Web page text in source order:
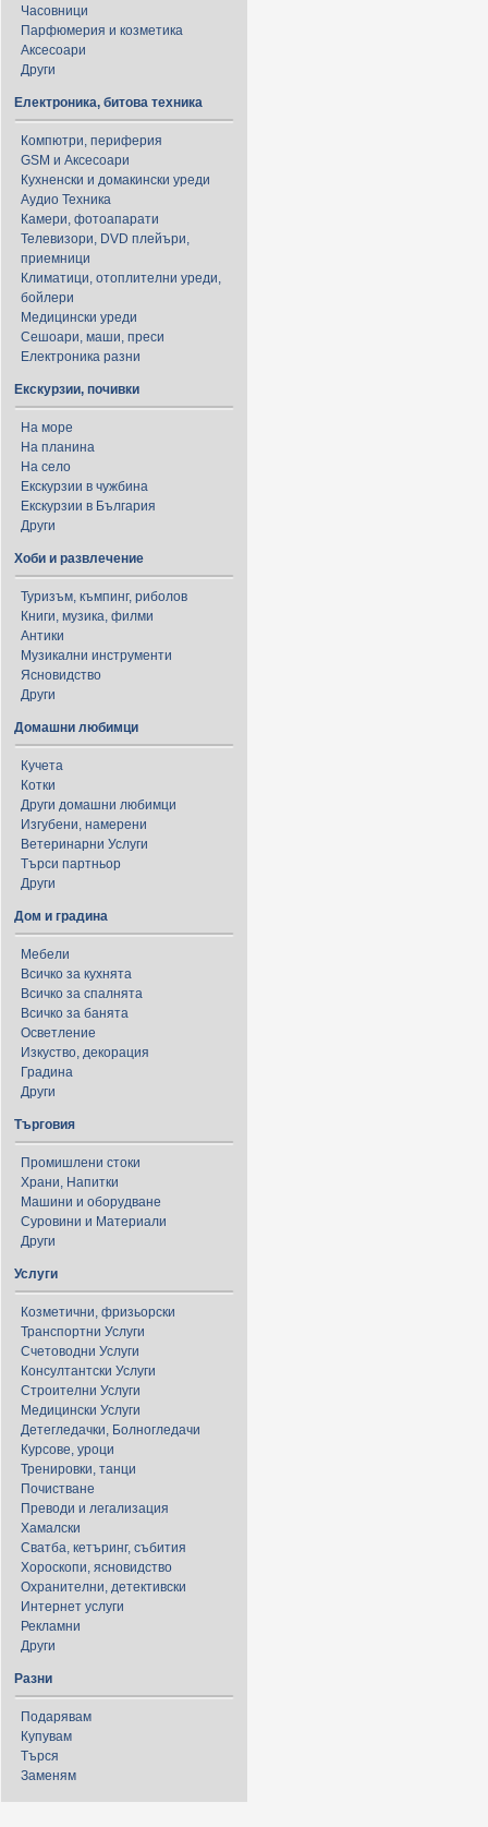
Часовници
Парфюмерия и козметика
Аксесоари
Други
Електроника, битова техника
Компютри, периферия
GSM и Аксесоари
Кухненски и домакински уреди
Аудио Техника
Камери, фотоапарати
Телевизори, DVD плейъри,
приемници
Климатици, отоплителни уреди,
бойлери
Медицински уреди
Сешоари, маши, преси
Електроника разни
Екскурзии, почивки
На море
На планина
На село
Екскурзии в чужбина
Екскурзии в България
Други
Хоби и развлечение
Туризъм, къмпинг, риболов
Книги, музика, филми
Антики
Музикални инструменти
Ясновидство
Други
Домашни любимци
Кучета
Котки
Други домашни любимци
Изгубени, намерени
Ветеринарни Услуги
Търси партньор
Други
Дом и градина
Мебели
Всичко за кухнята
Всичко за спалнята
Всичко за банята
Осветление
Изкуство, декорация
Градина
Други
Търговия
Промишлени стоки
Храни, Напитки
Машини и оборудване
Суровини и Материали
Други
Услуги
Козметични, фризьорски
Транспортни Услуги
Счетоводни Услуги
Консултантски Услуги
Строителни Услуги
Медицински Услуги
Детегледачки, Болногледачи
Курсове, уроци
Тренировки, танци
Почистване
Преводи и легализация
Хамалски
Сватба, кетъринг, събития
Хороскопи, ясновидство
Охранителни, детективски
Интернет услуги
Рекламни
Други
Разни
Подарявам
Купувам
Търся
Заменям